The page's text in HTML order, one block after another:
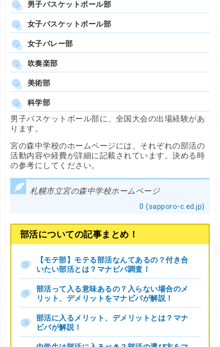
男子バスケットボール部
女子バスケットボール部
女子バレー部
吹奏楽部
美術部
科学部
男子バスケットボール部に、全国大会の出場経験があ
ります。
宮の森中学校のホームページには、それぞれの部活の
活動内容や経費が詳細に記載されています。決める時
の参考にしてください。
札幌市立宮の森中学校ホームページ
0 (sapporo-c.ed.jp)
部活についての記事まとめ！
【モテ部】モテる部活なんてあるの？付き合
いたい部活とは？マナビバ調査！
部活って入る意味あるの？入らない場合のメ
リット、デメリットをマナビバが解説！
部活に入るメリット、デメリットとは？マナ
ビバが解説！